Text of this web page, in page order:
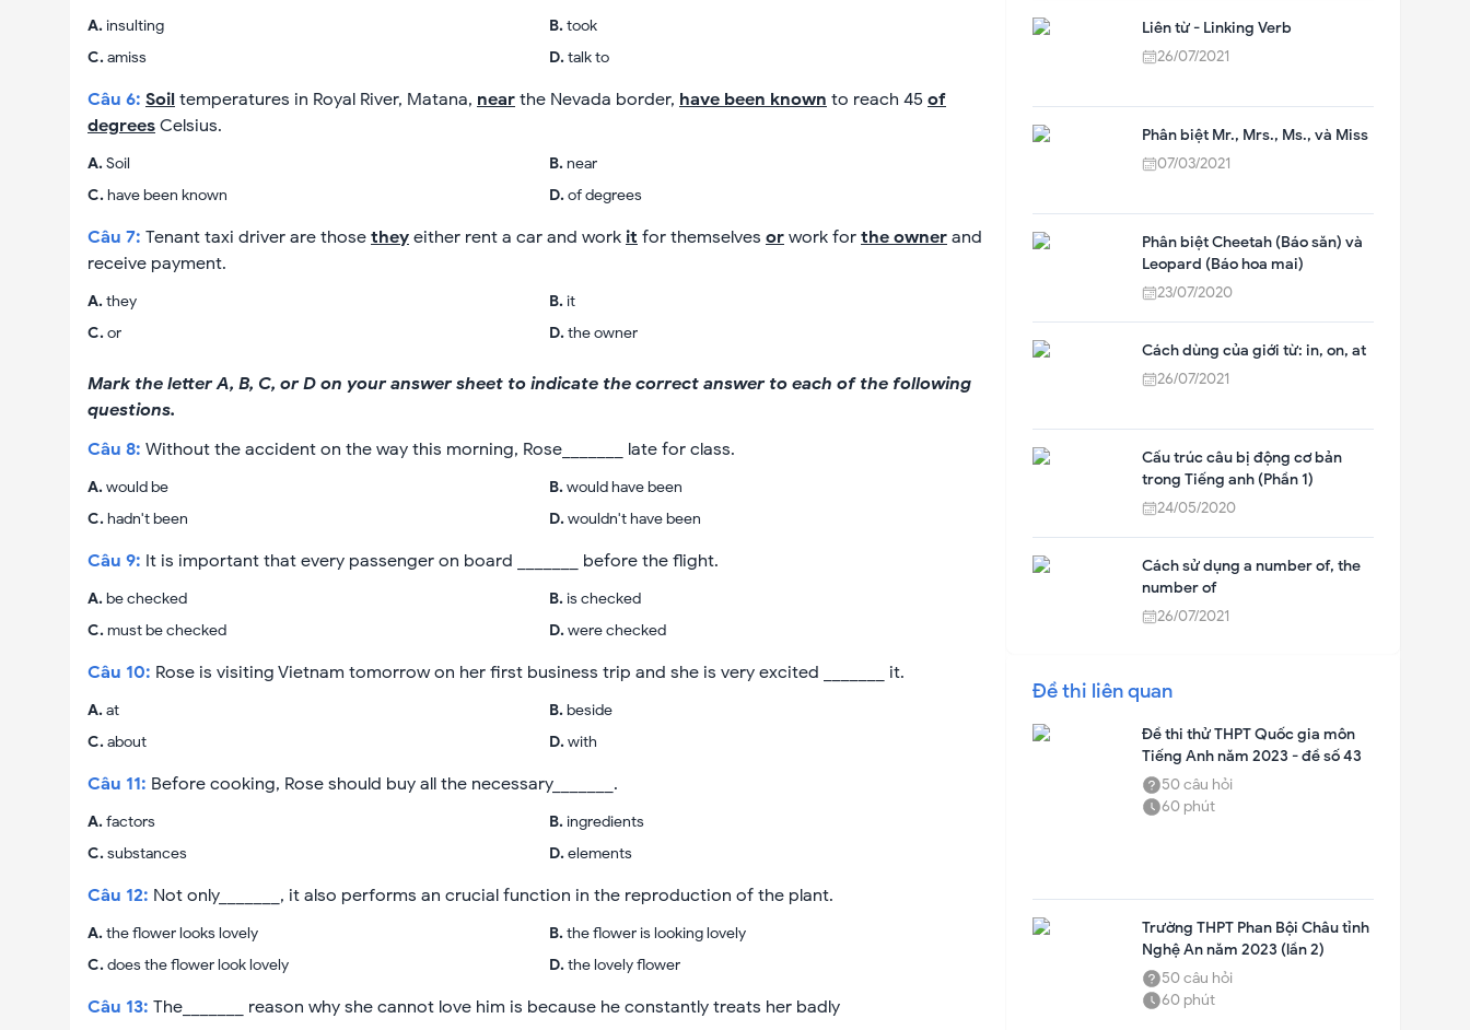
A.insulting B.took
C.amiss D.talk to
Câu 6: Soil temperatures in Royal River, Matana, near the Nevada border, have been known to reach 45 of
degrees Celsius.
A.Soil B.near
C.have been known D.of degrees
Câu 7: Tenant taxi driver are those they either rent a car and work it for themselves or work for the owner and
receive payment.
A.they B.it
C.or D.the owner
Mark the letter A, B, C, or D on your answer sheet to indicate the correct answer to each of the following
questions.
Câu 8: Without the accident on the way this morning, Rose_______ late for class.
A.would be B.would have been
C.hadn't been D.wouldn't have been
Câu 9: It is important that every passenger on board _______ before the flight.
A.be checked B.is checked
C.must be checked D.were checked
Câu 10: Rose is visiting Vietnam tomorrow on her first business trip and she is very excited _______ it.
A.at B.beside
C.about D.with
Câu 11: Before cooking, Rose should buy all the necessary_______.
A.factors B.ingredients
C.substances D.elements
Câu 12: Not only_______, it also performs an crucial function in the reproduction of the plant.
A.the flower looks lovely B.the flower is looking lovely
C.does the flower look lovely D.the lovely flower
Câu 13: The_______ reason why she cannot love him is because he constantly treats her badly
Liên từ - Linking Verb
26/07/2021
Phân biệt Mr., Mrs., Ms., và Miss
07/03/2021
Phân biệt Cheetah (Báo săn) và
Leopard (Báo hoa mai)
23/07/2020
Cách dùng của giới từ: in, on, at
26/07/2021
Cấu trúc câu bị động cơ bản
trong Tiếng anh (Phần 1)
24/05/2020
Cách sử dụng a number of, the
number of
26/07/2021
Đề thi liên quan
Đề thi thử THPT Quốc gia môn
Tiếng Anh năm 2023 - đề số 43
50câu hỏi
60 phút
Trường THPT Phan Bội Châu tỉnh
Nghệ An năm 2023 (lần 2)
50câu hỏi
60 phút